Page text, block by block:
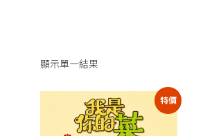
顯示單一結果
特價